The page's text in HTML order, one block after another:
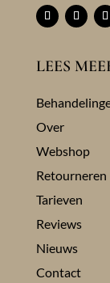
LEES
Over
Webshop
Retourneren
Tarieven
Reviews
Nieuws
Contact